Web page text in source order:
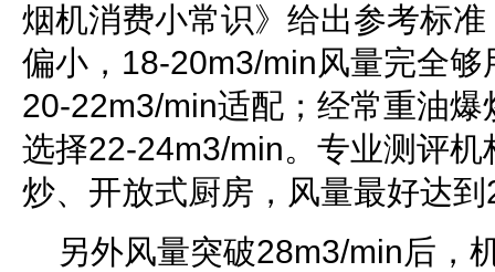
烟机消费小常识》给出参考标
偏小，18-20m3/min风量完全
20-22m3/min适配；经常重油
选择22-24m3/min。专业测评
炒、开放式厨房，风量最好达
另外风量突破28m3/min后，